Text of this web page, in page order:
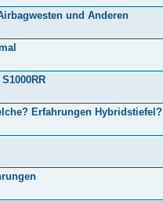
und Anderen
Erfahrungen Hybridstiefel?